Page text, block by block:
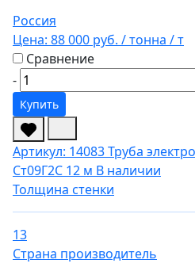
Россия
Цена: 88 000 руб. / тонна / т
Сравнение
-
Купить
Артикул: 14083Труба
Ст09Г2С 12 м В наличии
Толщина стенки
13
Страна производитель